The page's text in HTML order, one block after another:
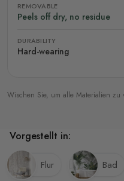
REMOVABLE
Peels off dry, no residue
DURABILITY
Hard-wearing
Wischen Sie, um alle Materialien zu
Vorgestellt in:
Flur Bad